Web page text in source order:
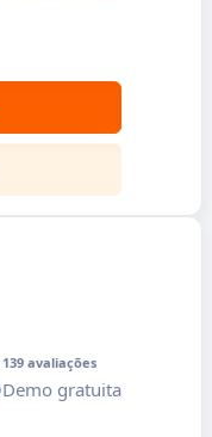
139 avaliações
Demo gratuita